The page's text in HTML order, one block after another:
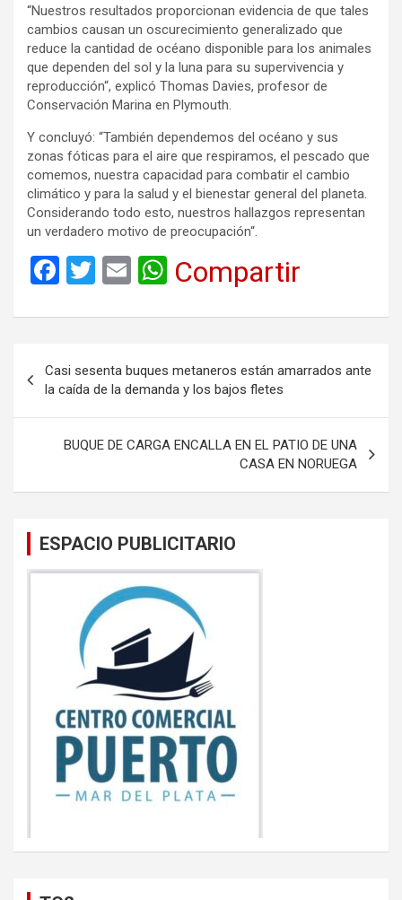
“Nuestros resultados proporcionan evidencia de que tales
cambios causan un oscurecimiento generalizado que
reduce la cantidad de océano disponible para los animales
que dependen del sol y la luna para su supervivencia y
reproducción“, explicó Thomas Davies, profesor de
Conservación Marina en Plymouth.
Y concluyó: “También dependemos del océano y sus
zonas fóticas para el aire que respiramos, el pescado que
comemos, nuestra capacidad para combatir el cambio
climático y para la salud y el bienestar general del planeta.
Considerando todo esto, nuestros hallazgos representan
un verdadero motivo de preocupación“.
F
ce
b
o
o
k
T
tt
E
ail
W
at
A
p
p
Compartir
de
entradas
Casi sesenta buques metaneros están amarrados ante
la caída de la demanda y los bajos fletes
BUQUE DE CARGA ENCALLA EN EL PATIO DE UNA
CASA EN NORUEGA
ESPACIO PUBLICITARIO